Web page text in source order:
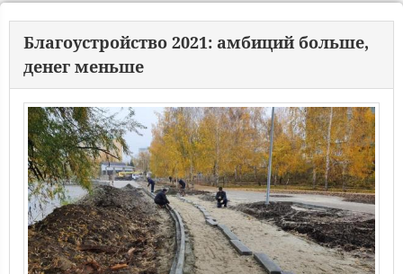
Благоустройство 2021: амбиций больше,
денег меньше